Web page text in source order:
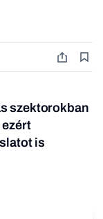
szektorokban
is